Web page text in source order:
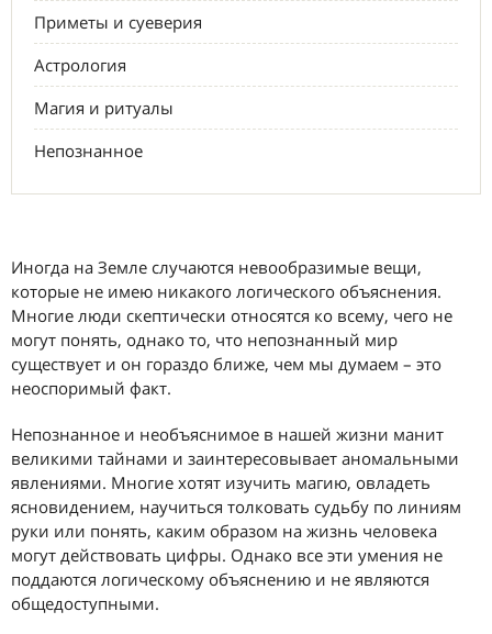
Приметы и суеверия
Астрология
Магия и ритуалы
Непознанное
Иногда на Земле случаются невообразимые вещи,
которые не имею никакого логического объяснения.
Многие люди скептически относятся ко всему, чего не
могут понять, однако то, что непознанный мир
существует и он гораздо ближе, чем мы думаем – это
неоспоримый факт.
Непознанное и необъяснимое в нашей жизни манит
великими тайнами и заинтересовывает аномальными
явлениями. Многие хотят изучить магию, овладеть
ясновидением, научиться толковать судьбу по линиям
руки или понять, каким образом на жизнь человека
могут действовать цифры. Однако все эти умения не
поддаются логическому объяснению и не являются
общедоступными.